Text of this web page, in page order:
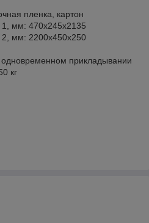
пленка, картон
мм: 470х245х2135
мм: 2200х450х250
прикладывании
кг